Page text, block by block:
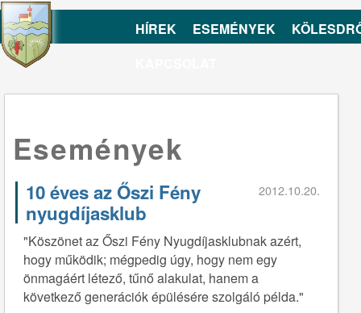
HÍREK ESEMÉNYEK
Események
10 éves az Őszi Fény
nyugdíjasklub
2012.10.20.
"Köszönet az Őszi Fény Nyugdíjasklubnak azért,
hogy működik; mégpedig úgy, hogy nem egy
önmagáért létező, tűnő alakulat, hanem a
következő generációk épülésére szolgáló példa."